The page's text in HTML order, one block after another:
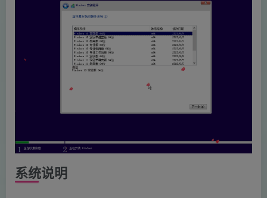
系统说明